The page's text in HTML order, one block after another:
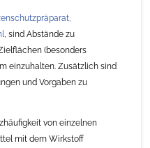
, sind Abstände zu
(besonders
einzuhalten. Zusätzlich sind
und Vorgaben zu
von einzelnen
mit dem Wirkstoff